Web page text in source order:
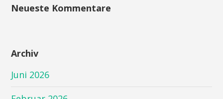
Neueste Kommentare
Archiv
Juni 2026